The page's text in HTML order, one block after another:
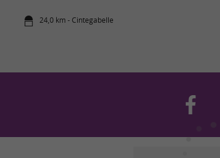
24,0 km - Cintegabelle